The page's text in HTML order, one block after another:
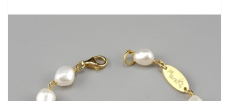
agata bianca(45)
agata blu zaffiro